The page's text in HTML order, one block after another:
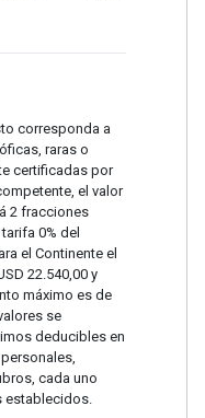
corresponda a
raras o
certificadas por
el valor
2 fracciones
0% del
el Continente el
22.540,00 y
máximo es de
se
deducibles en
cada uno